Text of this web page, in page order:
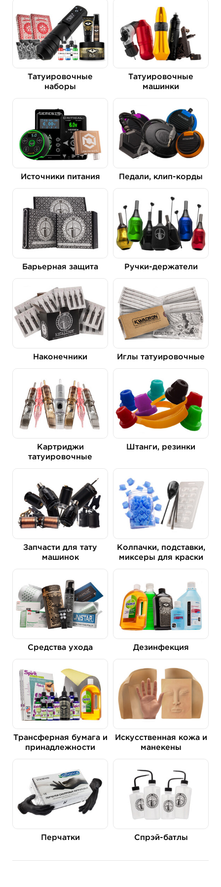
Татуировочные
наборы
Татуировочные
машинки
Источники питания Педали, клип-корды
Барьерная защита Ручки-держатели
Наконечники Иглы татуировочные
Картриджи
татуировочные
Штанги, резинки
Запчасти для тату
машинок
Колпачки, подставки,
миксеры для краски
Средства ухода Дезинфекция
Трансферная бумага и
принадлежности
Искусственная кожа и
манекены
Перчатки Спрэй-батлы